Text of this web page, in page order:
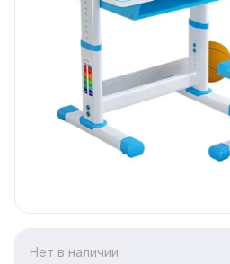
Нет в наличии